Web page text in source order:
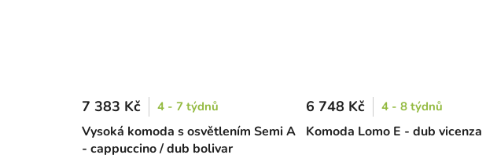
Vysoká komoda s osvětlením Semi A
- cappuccino / dub bolivar
7 383 Kč 4 - 7 týdnů
Komoda Lomo E - dub vicenza
6 748 Kč 4 - 8 týdnů